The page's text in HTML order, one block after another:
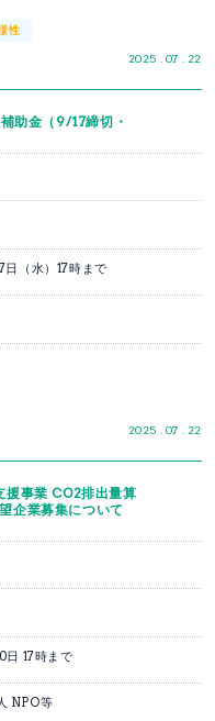
2025 . 07 . 22
性
助金（9/17締切・
2025 . 07 . 22
（水）17時まで
援事業 CO2排出量算
企業募集について
日 17時まで
NPO等